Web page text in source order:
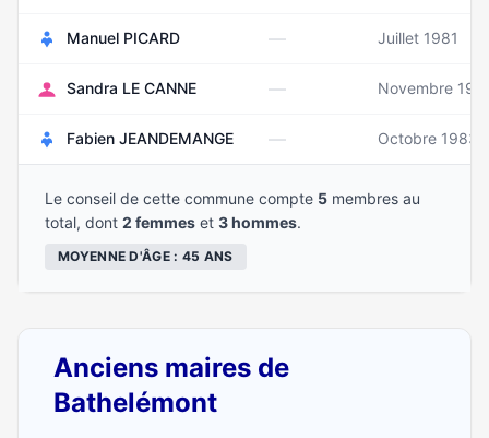
Manuel PICARD — Juillet 1981
Sandra LE CANNE — Novembre
Fabien JEANDEMANGE — Octobre 1983
Le conseil de cette commune compte 5 membres au
total, dont 2 femmes et 3 hommes.
MOYENNE D'ÂGE : 45 ANS
Anciens maires de
Bathelémont